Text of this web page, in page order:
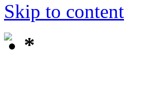
Skip to content
*